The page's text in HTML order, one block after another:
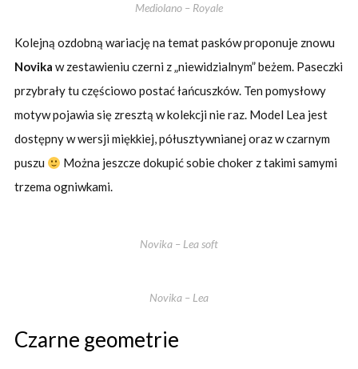
Mediolano – Royale
Kolejną ozdobną wariację na temat pasków proponuje znowu
Novika w zestawieniu czerni z „niewidzialnym” beżem. Paseczki
przybrały tu częściowo postać łańcuszków. Ten pomysłowy
motyw pojawia się zresztą w kolekcji nie raz. Model Lea jest
dostępny w wersji miękkiej, półusztywnianej oraz w czarnym
puszu
Można jeszcze dokupić sobie choker z takimi samymi
trzema ogniwkami.
Novika – Lea soft
Novika – Lea
Czarne geometrie